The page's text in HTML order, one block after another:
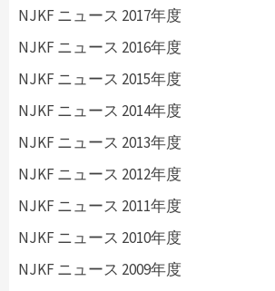
NJKF ニュース 2017年度
NJKF ニュース 2016年度
NJKF ニュース 2015年度
NJKF ニュース 2014年度
NJKF ニュース 2013年度
NJKF ニュース 2012年度
NJKF ニュース 2011年度
NJKF ニュース 2010年度
NJKF ニュース 2009年度